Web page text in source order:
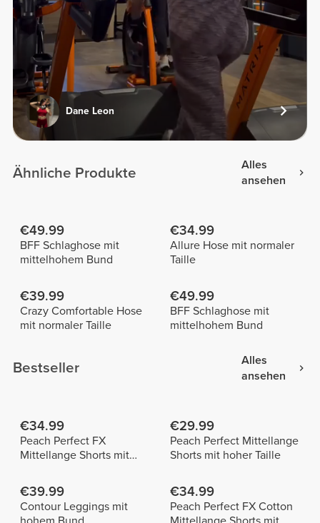
Dane Leon
Ähnliche Produkte
Alles
ansehen
€49.99
BFF Schlaghose mit
mittelhohem Bund
€34.99
Allure Hose mit normaler
Taille
€39.99
Crazy Comfortable Hose
mit normaler Taille
€49.99
BFF Schlaghose mit
mittelhohem Bund
Bestseller
Alles
ansehen
€34.99
Peach Perfect FX
Mittellange Shorts mit
€29.99
Peach Perfect Mittellange
Shorts mit hoher Taille
€39.99
Contour Leggings mit
€34.99
Peach Perfect FX Cotton